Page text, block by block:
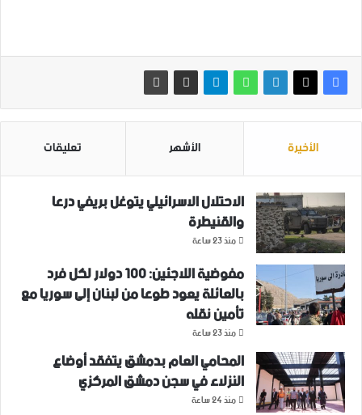
الأخيرة الأشهر تعليقات
الاحتلال الاسرائيلي يتوغل بريفي درعا
والقنيطرة
منذ 23 ساعة
مفوضية اللاجئين: 100 دولار لكل فرد
بالعائلة يعود طوعا من لبنان إلى سوريا مع
تأمين نقله
منذ 23 ساعة
المحامي العام بدمشق يتفقد أوضاع
النزلاء في سجن دمشق المركزي
منذ 24 ساعة